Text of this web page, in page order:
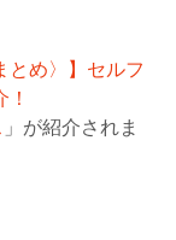
とめ〉】セルフ
」が紹介されま